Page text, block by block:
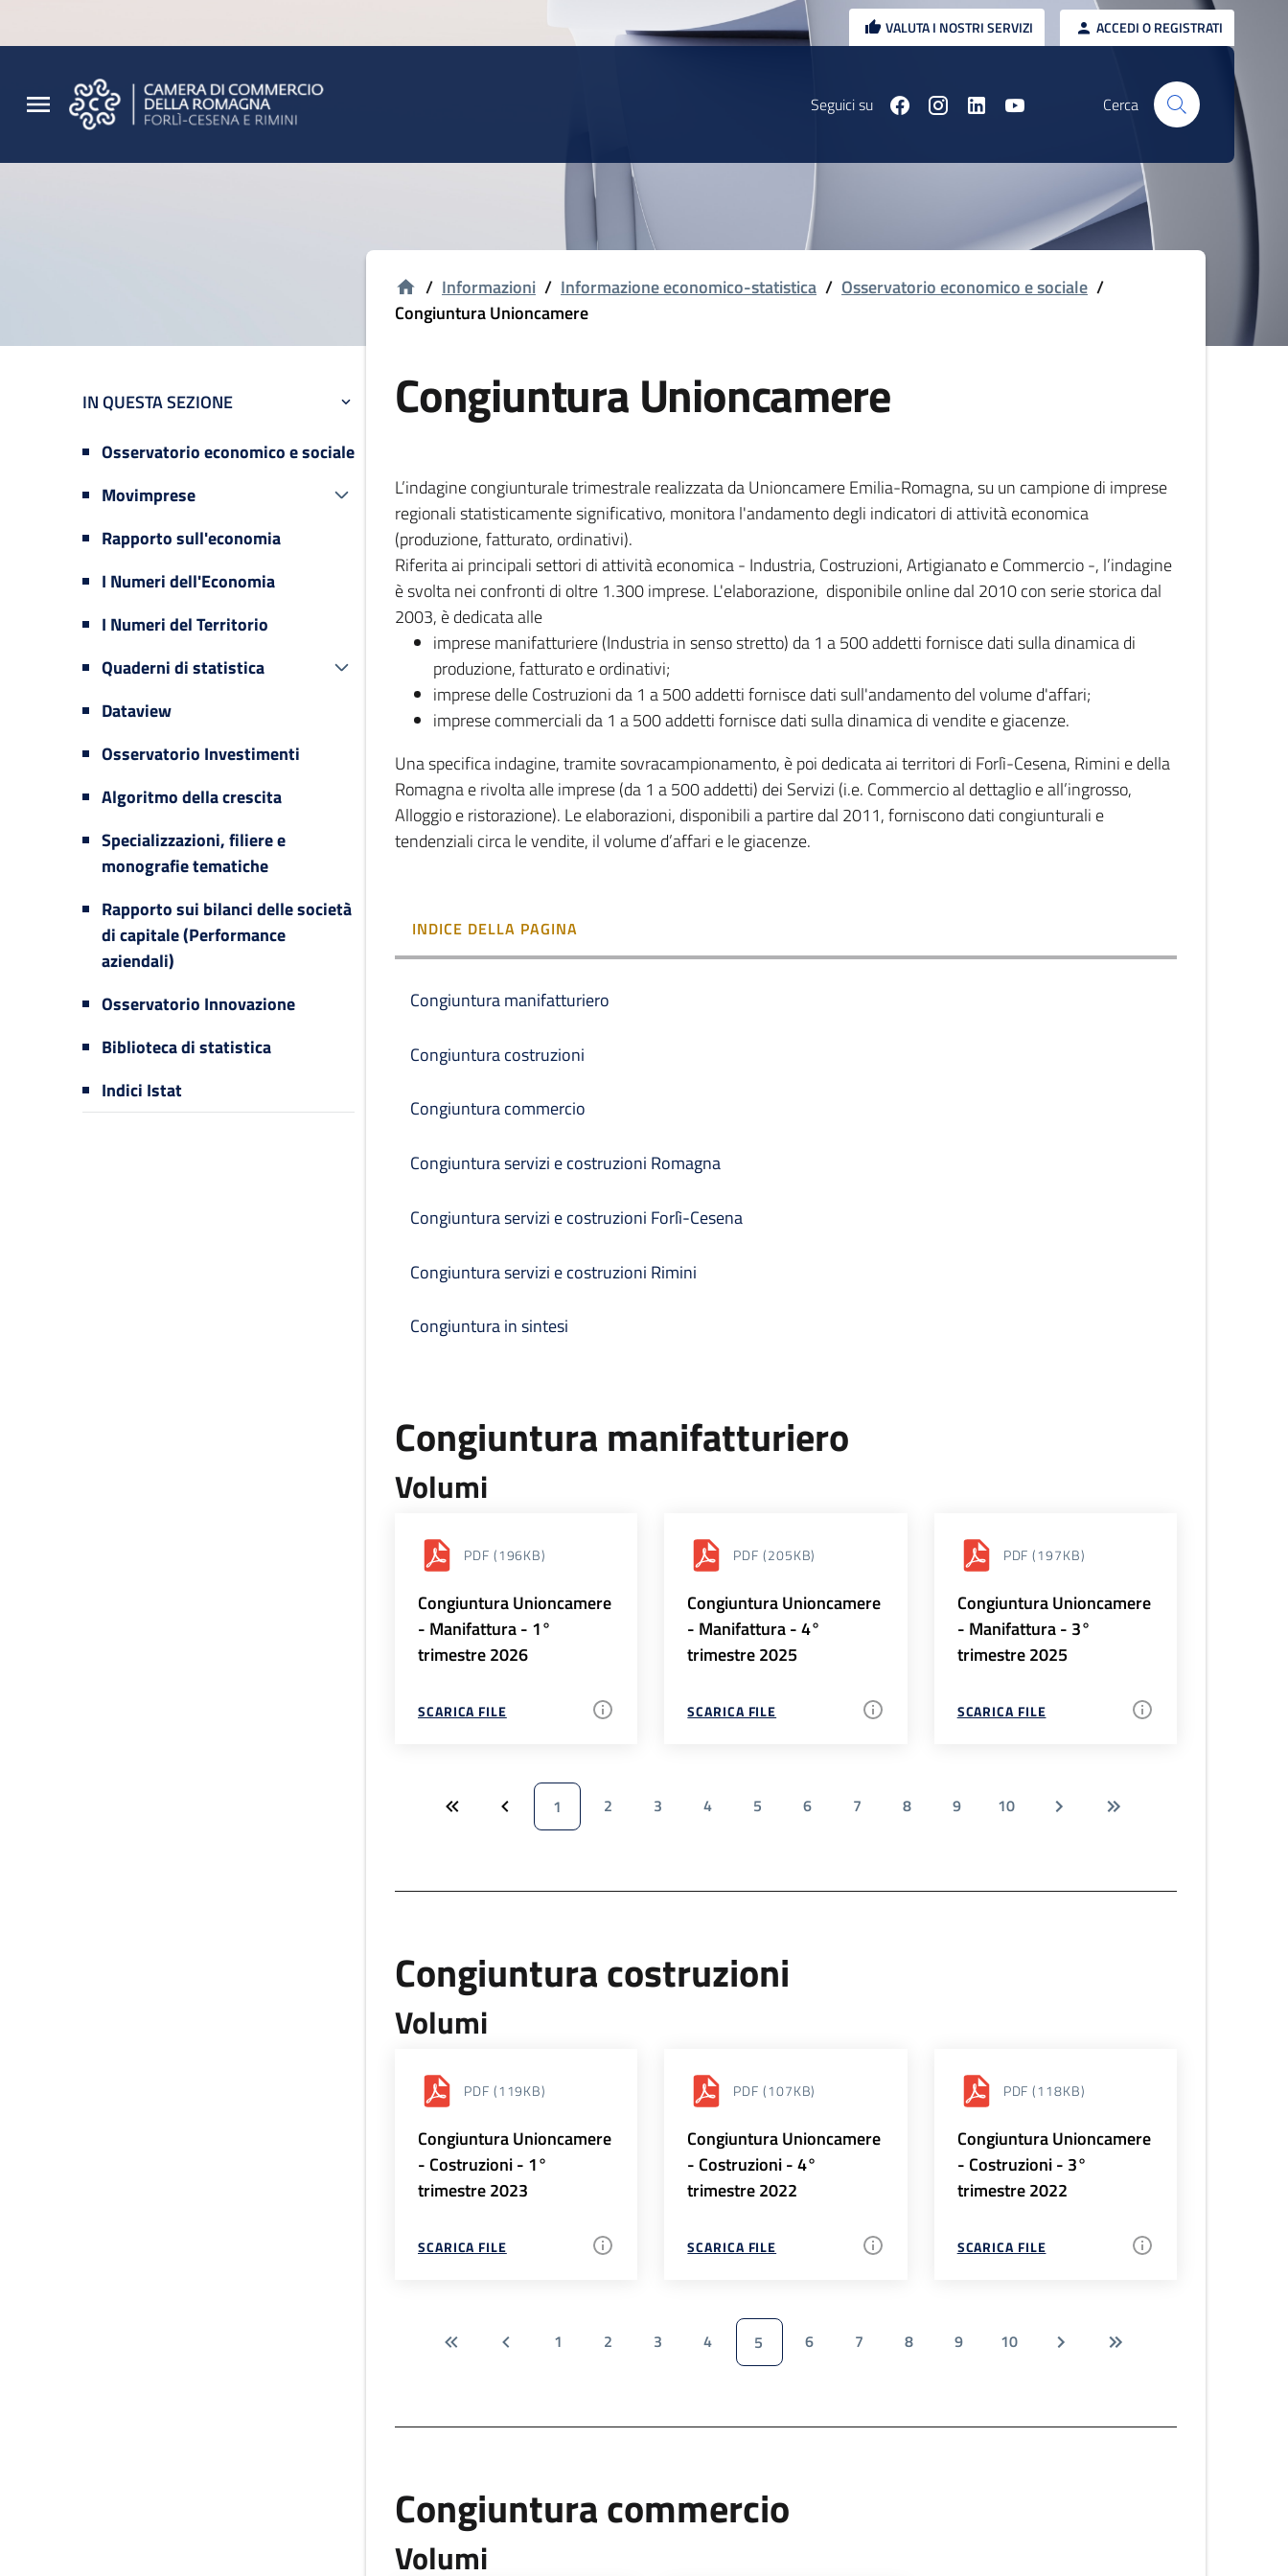
VALUTA I NOSTRI SERVIZI ACCEDI O REGISTRATI
Seguici su Cerca
IN QUESTA SEZIONE
Osservatorio economico e sociale
Movimprese
Rapporto sull'economia
I Numeri dell'Economia
I Numeri del Territorio
Quaderni di statistica
Dataview
Osservatorio Investimenti
Algoritmo della crescita
Specializzazioni, filiere e
monografie tematiche
Rapporto sui bilanci delle società
di capitale (Performance
aziendali)
Osservatorio Innovazione
Biblioteca di statistica
Indici Istat
/ Informazioni / Informazione economico-statistica / Osservatorio economico e sociale /
Congiuntura Unioncamere
Congiuntura Unioncamere
L’indagine congiunturale trimestrale realizzata da Unioncamere Emilia-Romagna, su un campione di imprese
regionali statisticamente significativo, monitora l'andamento degli indicatori di attività economica
(produzione, fatturato, ordinativi).
Riferita ai principali settori di attività economica - Industria, Costruzioni, Artigianato e Commercio -, l’indagine
è svolta nei confronti di oltre 1.300 imprese. L'elaborazione, disponibile online dal 2010 con serie storica dal
2003, è dedicata alle
imprese manifatturiere (Industria in senso stretto) da 1 a 500 addetti fornisce dati sulla dinamica di
produzione, fatturato e ordinativi;
imprese delle Costruzioni da 1 a 500 addetti fornisce dati sull'andamento del volume d'affari;
imprese commerciali da 1 a 500 addetti fornisce dati sulla dinamica di vendite e giacenze.
Una specifica indagine, tramite sovracampionamento, è poi dedicata ai territori di Forlì-Cesena, Rimini e della
Romagna e rivolta alle imprese (da 1 a 500 addetti) dei Servizi (i.e. Commercio al dettaglio e all’ingrosso,
Alloggio e ristorazione). Le elaborazioni, disponibili a partire dal 2011, forniscono dati congiunturali e
tendenziali circa le vendite, il volume d’affari e le giacenze.
INDICE DELLA PAGINA
Congiuntura manifatturiero
Congiuntura costruzioni
Congiuntura commercio
Congiuntura servizi e costruzioni Romagna
Congiuntura servizi e costruzioni Forlì-Cesena
Congiuntura servizi e costruzioni Rimini
Congiuntura in sintesi
Congiuntura manifatturiero
Volumi
PDF (196KB)
Congiuntura Unioncamere
- Manifattura - 1°
trimestre 2026
SCARICA FILE
PDF (205KB)
Congiuntura Unioncamere
- Manifattura - 4°
trimestre 2025
SCARICA FILE
PDF (197KB)
Congiuntura Unioncamere
- Manifattura - 3°
trimestre 2025
SCARICA FILE
1 2 3 4 5 6 7 8 9 10
Congiuntura costruzioni
Volumi
PDF (119KB)
Congiuntura Unioncamere
- Costruzioni - 1°
trimestre 2023
SCARICA FILE
PDF (107KB)
Congiuntura Unioncamere
- Costruzioni - 4°
trimestre 2022
SCARICA FILE
PDF (118KB)
Congiuntura Unioncamere
- Costruzioni - 3°
trimestre 2022
SCARICA FILE
1 2 3 4 5 6 7 8 9 10
Congiuntura commercio
Volumi